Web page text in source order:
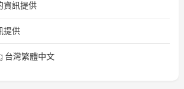
資訊提供
提供
台灣繁體中文